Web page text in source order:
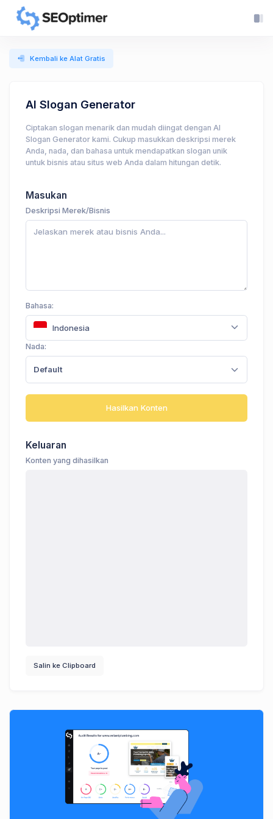
Kembali ke Alat Gratis
AI Slogan Generator
Ciptakan slogan menarik dan mudah diingat dengan AI
Slogan Generator kami. Cukup masukkan deskripsi merek
Anda, nada, dan bahasa untuk mendapatkan slogan unik
untuk bisnis atau situs web Anda dalam hitungan detik.
Masukan
Deskripsi Merek/Bisnis
Bahasa:
Indonesia
Nada:
Default
Hasilkan Konten
Keluaran
Konten yang dihasilkan
Salin ke Clipboard